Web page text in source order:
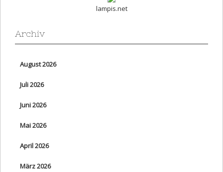
lampis.net
Archiv
August 2026
Juli 2026
Juni 2026
Mai 2026
April 2026
März 2026